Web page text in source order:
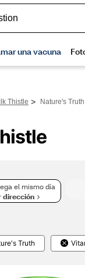
Thistle > Nature's
el mismo día
dirección
Truth